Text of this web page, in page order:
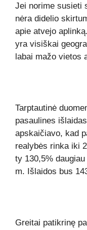
Jei norime susieti
nėra didelio
apie atvejo
yra visiškai
labai mažo vietos
Tarptautinė
pasaulines
apskaičiavo, kad
realybės rinka iki
ty 130,5%
m. Išlaidos bus
Greitai patikrinę